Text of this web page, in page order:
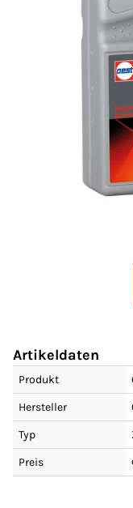
Artikeldaten
Produkt
Hersteller
Typ
Preis